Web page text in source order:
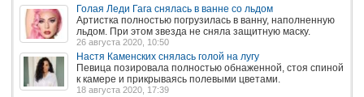
Голая Леди Гага снялась в ванне со льдом
Артистка полностью погрузилась в ванну, наполненную
льдом. При этом звезда не сняла защитную маску.
26 августа 2020, 10:50
Настя Каменских снялась голой на лугу
Певица позировала полностью обнаженной, стоя спиной
к камере и прикрываясь полевыми цветами.
18 августа 2020, 17:39